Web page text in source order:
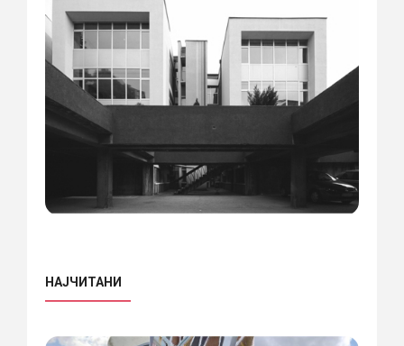
НАЈЧИТАНИ